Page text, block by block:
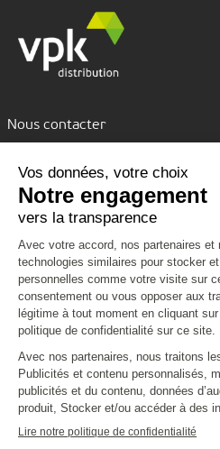
Nous contacter
Nous découvrir
Nous connaître
VPK Group
Environnement
Code de conduite
Nous rejoindre
Nos services
Conditions de livraison
Emballages personnalisés
Clients Grands Comptes
Vous aider
Formulaire de contact
Infos pratiques
CGV Mentions légales
Politique
Plan du site